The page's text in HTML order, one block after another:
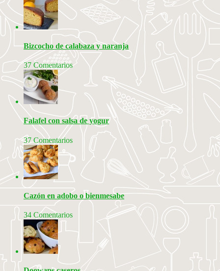
Bizcocho de calabaza y naranja
37 Comentarios
Falafel con salsa de yogur
37 Comentarios
Cazón en adobo o bienmesabe
34 Comentarios